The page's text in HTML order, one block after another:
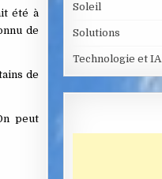
été à
de
de
peut
Soleil
Solutions
Technologie et IA